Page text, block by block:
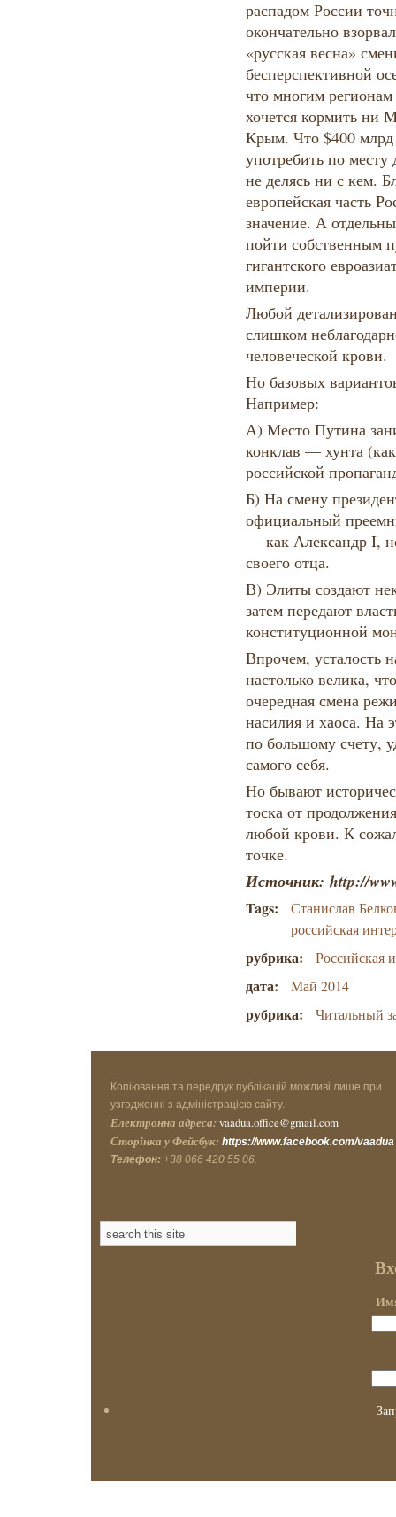
распадом России
окончательно
«русская весна»
бесперспективной
что многим
хочется кормить ни
Крым. Что $400 млрд
употребить по месту
не делясь ни с кем.
европейская часть
значение. А
пойти собственным
гигантского
империи.
Любой
слишком
человеческой крови.
Но базовых
Например:
А) Место Путина
конклав — хунта
российской
Б) На смену
официальный
— как Александр I,
своего отца.
В) Элиты создают
затем передают
конституционной
Впрочем, усталость
настолько велика,
очередная смена
насилия и хаоса. На
по большому счету,
самого себя.
Но бывают
тоска от
любой крови. К
точке.
Источник: http://
Tags:
Станислав
российская
рубрика: Российская
дата: Май 2014
рубрика: Читальный
Копіювання та передрук публікацій можливі лише при
узгодженні з адміністрацією сайту.
Електронна адреса: vaadua.office@gmail.com
Сторінка у Фейсбук: https://www.facebook.com/vaadua
Телефон: +38 066 420 55 06.